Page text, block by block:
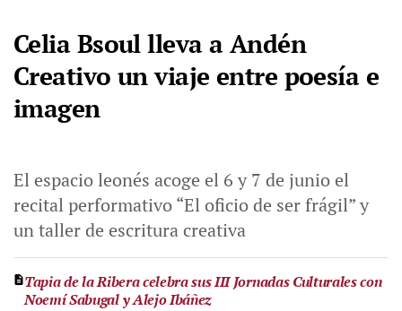
Celia Bsoul lleva a Andén
Creativo un viaje entre poesía e
imagen
El espacio leonés acoge el 6 y 7 de junio el
recital performativo “El oficio de ser frágil” y
un taller de escritura creativa
Tapia de la Ribera celebra sus III Jornadas Culturales con
Noemí Sabugal y Alejo Ibáñez